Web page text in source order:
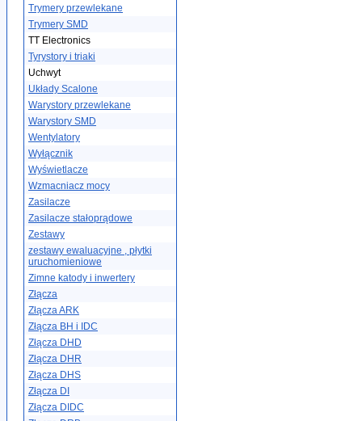
Trymery przewlekane
Trymery SMD
TT Electronics
Tyrystory i triaki
Uchwyt
Układy Scalone
Warystory przewlekane
Warystory SMD
Wentylatory
Wyłącznik
Wyświetlacze
Wzmacniacz mocy
Zasilacze
Zasilacze stałoprądowe
Zestawy
zestawy ewaluacyjne , płytki
uruchomieniowe
Zimne katody i inwertery
Złącza
Złącza ARK
Złącza BH i IDC
Złącza DHD
Złącza DHR
Złącza DHS
Złącza DI
Złącza DIDC